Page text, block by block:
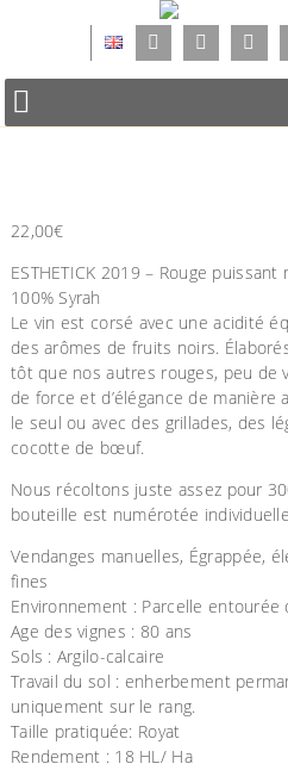
22,00€
ESTHETICK 2019 – Rouge puissant
100% Syrah
Le vin est corsé avec une acidité
des arômes de fruits noirs.
tôt que nos autres rouges, peu de
de force et d’élégance de manière
le seul ou avec des grillades, des
cocotte de bœuf.
Nous récoltons juste assez pour
bouteille est numérotée
Vendanges manuelles, Égrappée,
fines
Environnement : Parcelle entourée
Age des vignes : 80 ans
Sols : Argilo-calcaire
Travail du sol : enherbement
uniquement sur le rang.
Taille pratiquée: Royat
Rendement : 18 HL/ Ha